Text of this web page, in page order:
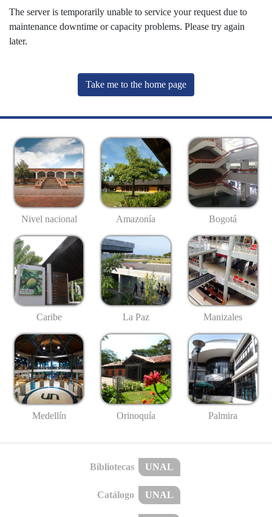
The server is temporarily unable to service your request due to
maintenance downtime or capacity problems. Please try again
later.
Take me to the home page
Nivel nacional Amazonía Bogotá
Caribe La Paz Manizales
Medellín Orinoquía Palmira
Bibliotecas UNAL
Catálogo UNAL